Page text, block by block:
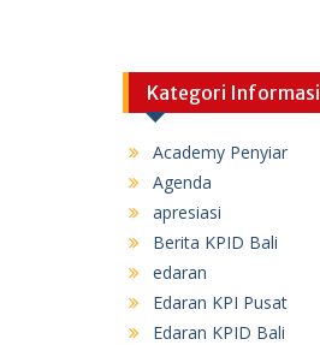
Kategori Informasi
Academy Penyiar
Agenda
apresiasi
Berita KPID Bali
edaran
Edaran KPI Pusat
Edaran KPID Bali